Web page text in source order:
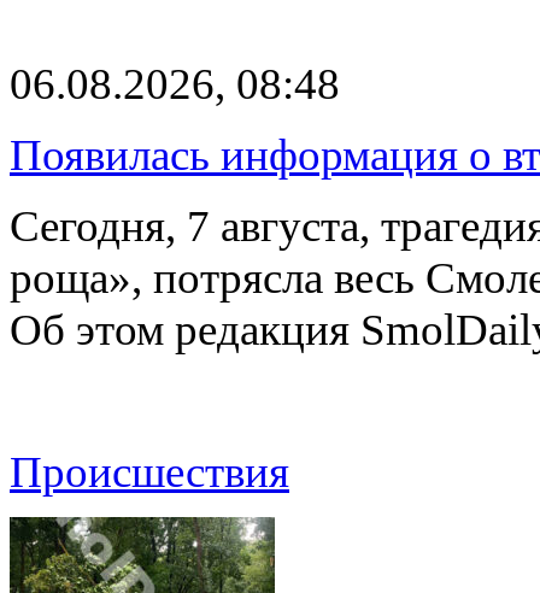
06.08.2026, 08:48
Появилась информация о
Сегодня, 7 августа,
роща», потрясла весь
Об этом редакция
Происшествия